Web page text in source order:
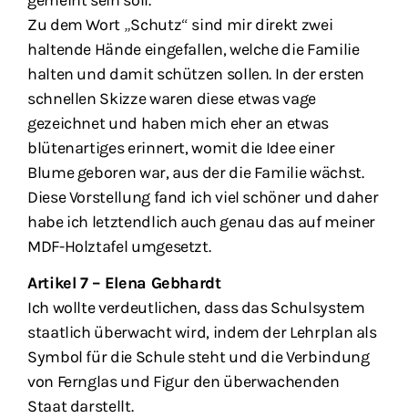
Zu dem Wort „Schutz“ sind mir direkt zwei
haltende Hände eingefallen, welche die Familie
halten und damit schützen sollen. In der ersten
schnellen Skizze waren diese etwas vage
gezeichnet und haben mich eher an etwas
blütenartiges erinnert, womit die Idee einer
Blume geboren war, aus der die Familie wächst.
Diese Vorstellung fand ich viel schöner und daher
habe ich letztendlich auch genau das auf meiner
MDF-Holztafel umgesetzt.
Artikel 7 – Elena Gebhardt
Ich wollte verdeutlichen, dass das Schulsystem
staatlich überwacht wird, indem der Lehrplan als
Symbol für die Schule steht und die Verbindung
von Fernglas und Figur den überwachenden
Staat darstellt.